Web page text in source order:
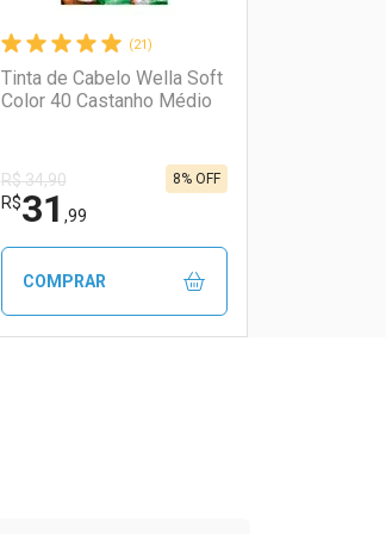
(21)
Tinta de Cabelo Wella Soft
Color 40 Castanho Médio
R$ 34,90
R$31 ,99
8% OFF
COMPRAR